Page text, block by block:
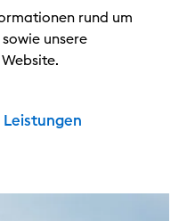
rund um
unsere
Leistungen